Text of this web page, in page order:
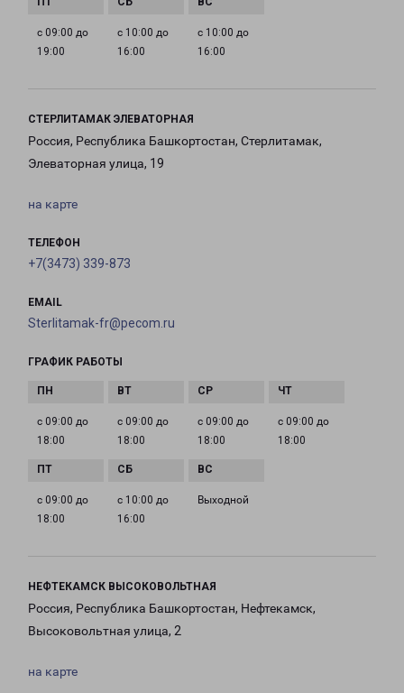
с 09:00 до
19:00
с 10:00 до
16:00
с 10:00 до
16:00
СТЕРЛИТАМАК ЭЛЕВАТОРНАЯ
Россия, Республика Башкортостан, Стерлитамак,
Элеваторная улица, 19
на карте
ТЕЛЕФОН
+7(3473) 339-873
EMAIL
Sterlitamak-fr@pecom.ru
ГРАФИК РАБОТЫ
с 09:00 до
18:00
с 09:00 до
18:00
с 09:00 до
18:00
с 09:00 до
18:00
с 09:00 до
18:00
с 10:00 до
16:00
Выходной
НЕФТЕКАМСК ВЫСОКОВОЛЬТНАЯ
Россия, Республика Башкортостан, Нефтекамск,
Высоковольтная улица, 2
на карте